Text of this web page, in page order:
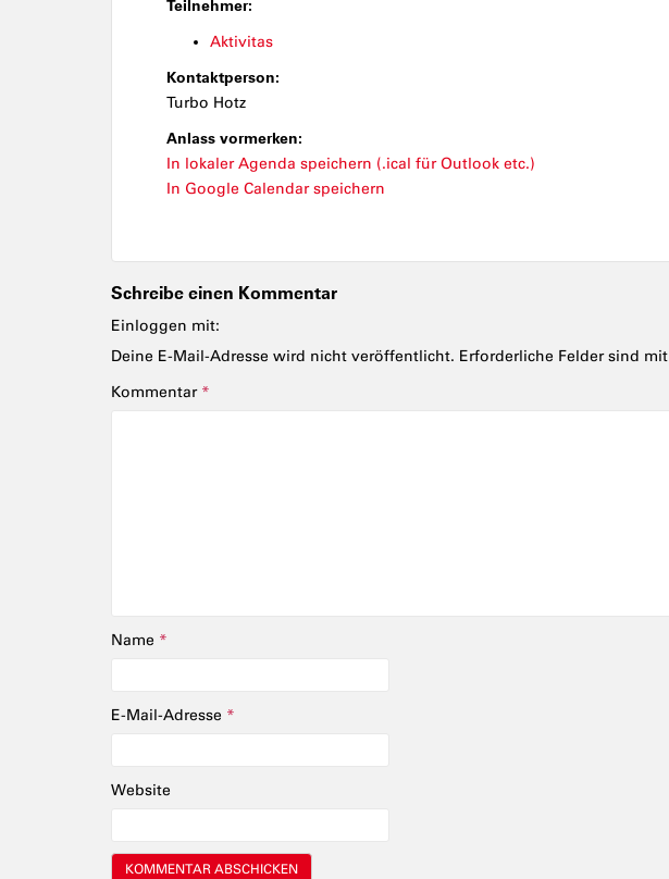
Teilnehmer:
Aktivitas
Kontaktperson:
Turbo Hotz
Anlass vormerken:
In lokaler Agenda speichern (.ical für Outlook etc.)
In Google Calendar speichern
Schreibe einen Kommentar
Einloggen mit:
Deine E-Mail-Adresse wird nicht veröffentlicht. Erforderliche Felder sind mit
Kommentar *
Name *
E-Mail-Adresse *
Website